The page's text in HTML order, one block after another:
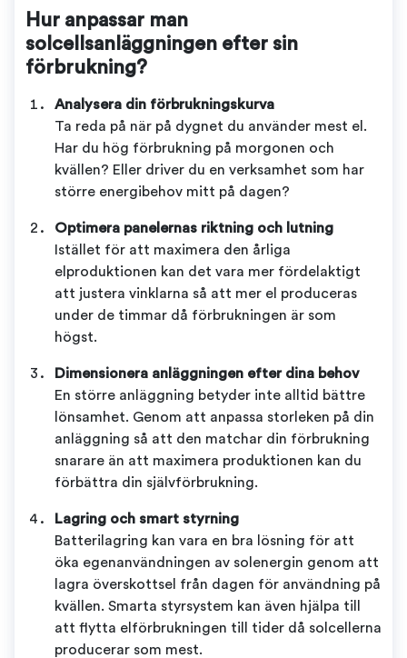
Hur anpassar man
solcellsanläggningen efter sin
förbrukning?
Analysera din förbrukningskurva
Ta reda på när på dygnet du använder mest el.
Har du hög förbrukning på morgonen och
kvällen? Eller driver du en verksamhet som har
större energibehov mitt på dagen?
Optimera panelernas riktning och lutning
Istället för att maximera den årliga
elproduktionen kan det vara mer fördelaktigt
att justera vinklarna så att mer el produceras
under de timmar då förbrukningen är som
högst.
Dimensionera anläggningen efter dina behov
En större anläggning betyder inte alltid bättre
lönsamhet. Genom att anpassa storleken på din
anläggning så att den matchar din förbrukning
snarare än att maximera produktionen kan du
förbättra din självförbrukning.
Lagring och smart styrning
Batterilagring kan vara en bra lösning för att
öka egenanvändningen av solenergin genom att
lagra överskottsel från dagen för användning på
kvällen. Smarta styrsystem kan även hjälpa till
att flytta elförbrukningen till tider då solcellerna
producerar som mest.